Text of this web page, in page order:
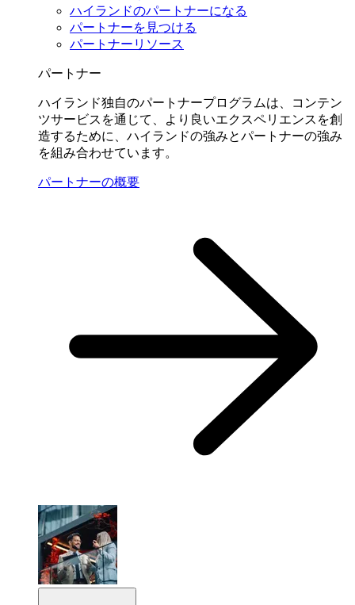
ハイランドのパートナーになる
パートナーを見つける
パートナーリソース
パートナー
ハイランド独自のパートナープログラムは、コンテン
ツサービスを通じて、より良いエクスペリエンスを創
造するために、ハイランドの強みとパートナーの強み
を組み合わせています。
パートナーの概要